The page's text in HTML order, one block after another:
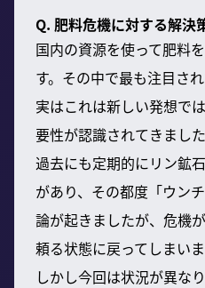
Q. 肥料危機に対する解決
国内の資源を使って肥料
す。その中で最も注目さ
実はこれは新しい発想で
要性が認識されてきました
過去にも定期的にリン鉱
があり、その都度「ウン
論が起きましたが、危機
頼る状態に戻ってしまいま
しかし今回は状況が異な